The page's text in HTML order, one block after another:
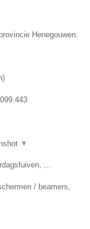
Henegouwen.
)
▼
...
/ beamers,